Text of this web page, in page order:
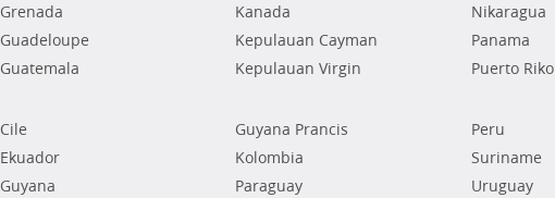
Grenada
Guadeloupe
Guatemala
Kanada
Kepulauan Cayman
Kepulauan Virgin
Nikaragua
Panama
Puerto Riko
Cile
Ekuador
Guyana
Guyana Prancis
Kolombia
Paraguay
Peru
Suriname
Uruguay